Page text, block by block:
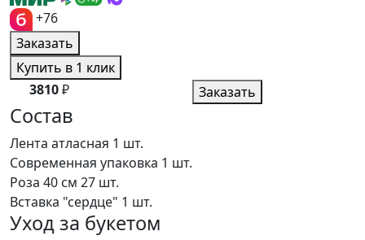
+76
Заказать
Купить в 1 клик
3810₽ Заказать
Состав
Лента атласная 1 шт.
Современная упаковка 1 шт.
Роза 40 см 27 шт.
Вставка "сердце" 1 шт.
Уход за букетом